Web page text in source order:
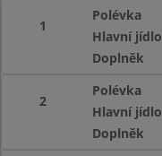
1
Polévka
Hlavní jídlo
Doplněk
2
Polévka
Hlavní jídlo
Doplněk